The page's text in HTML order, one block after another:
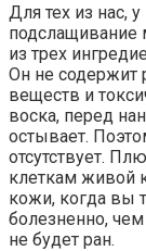
Для тех из нас,
подслащивание
из трех
Он не содержит
веществ и
воска, перед
остывает.
отсутствует.
клеткам живой
кожи, когда вы
болезненно,
не будет ран.